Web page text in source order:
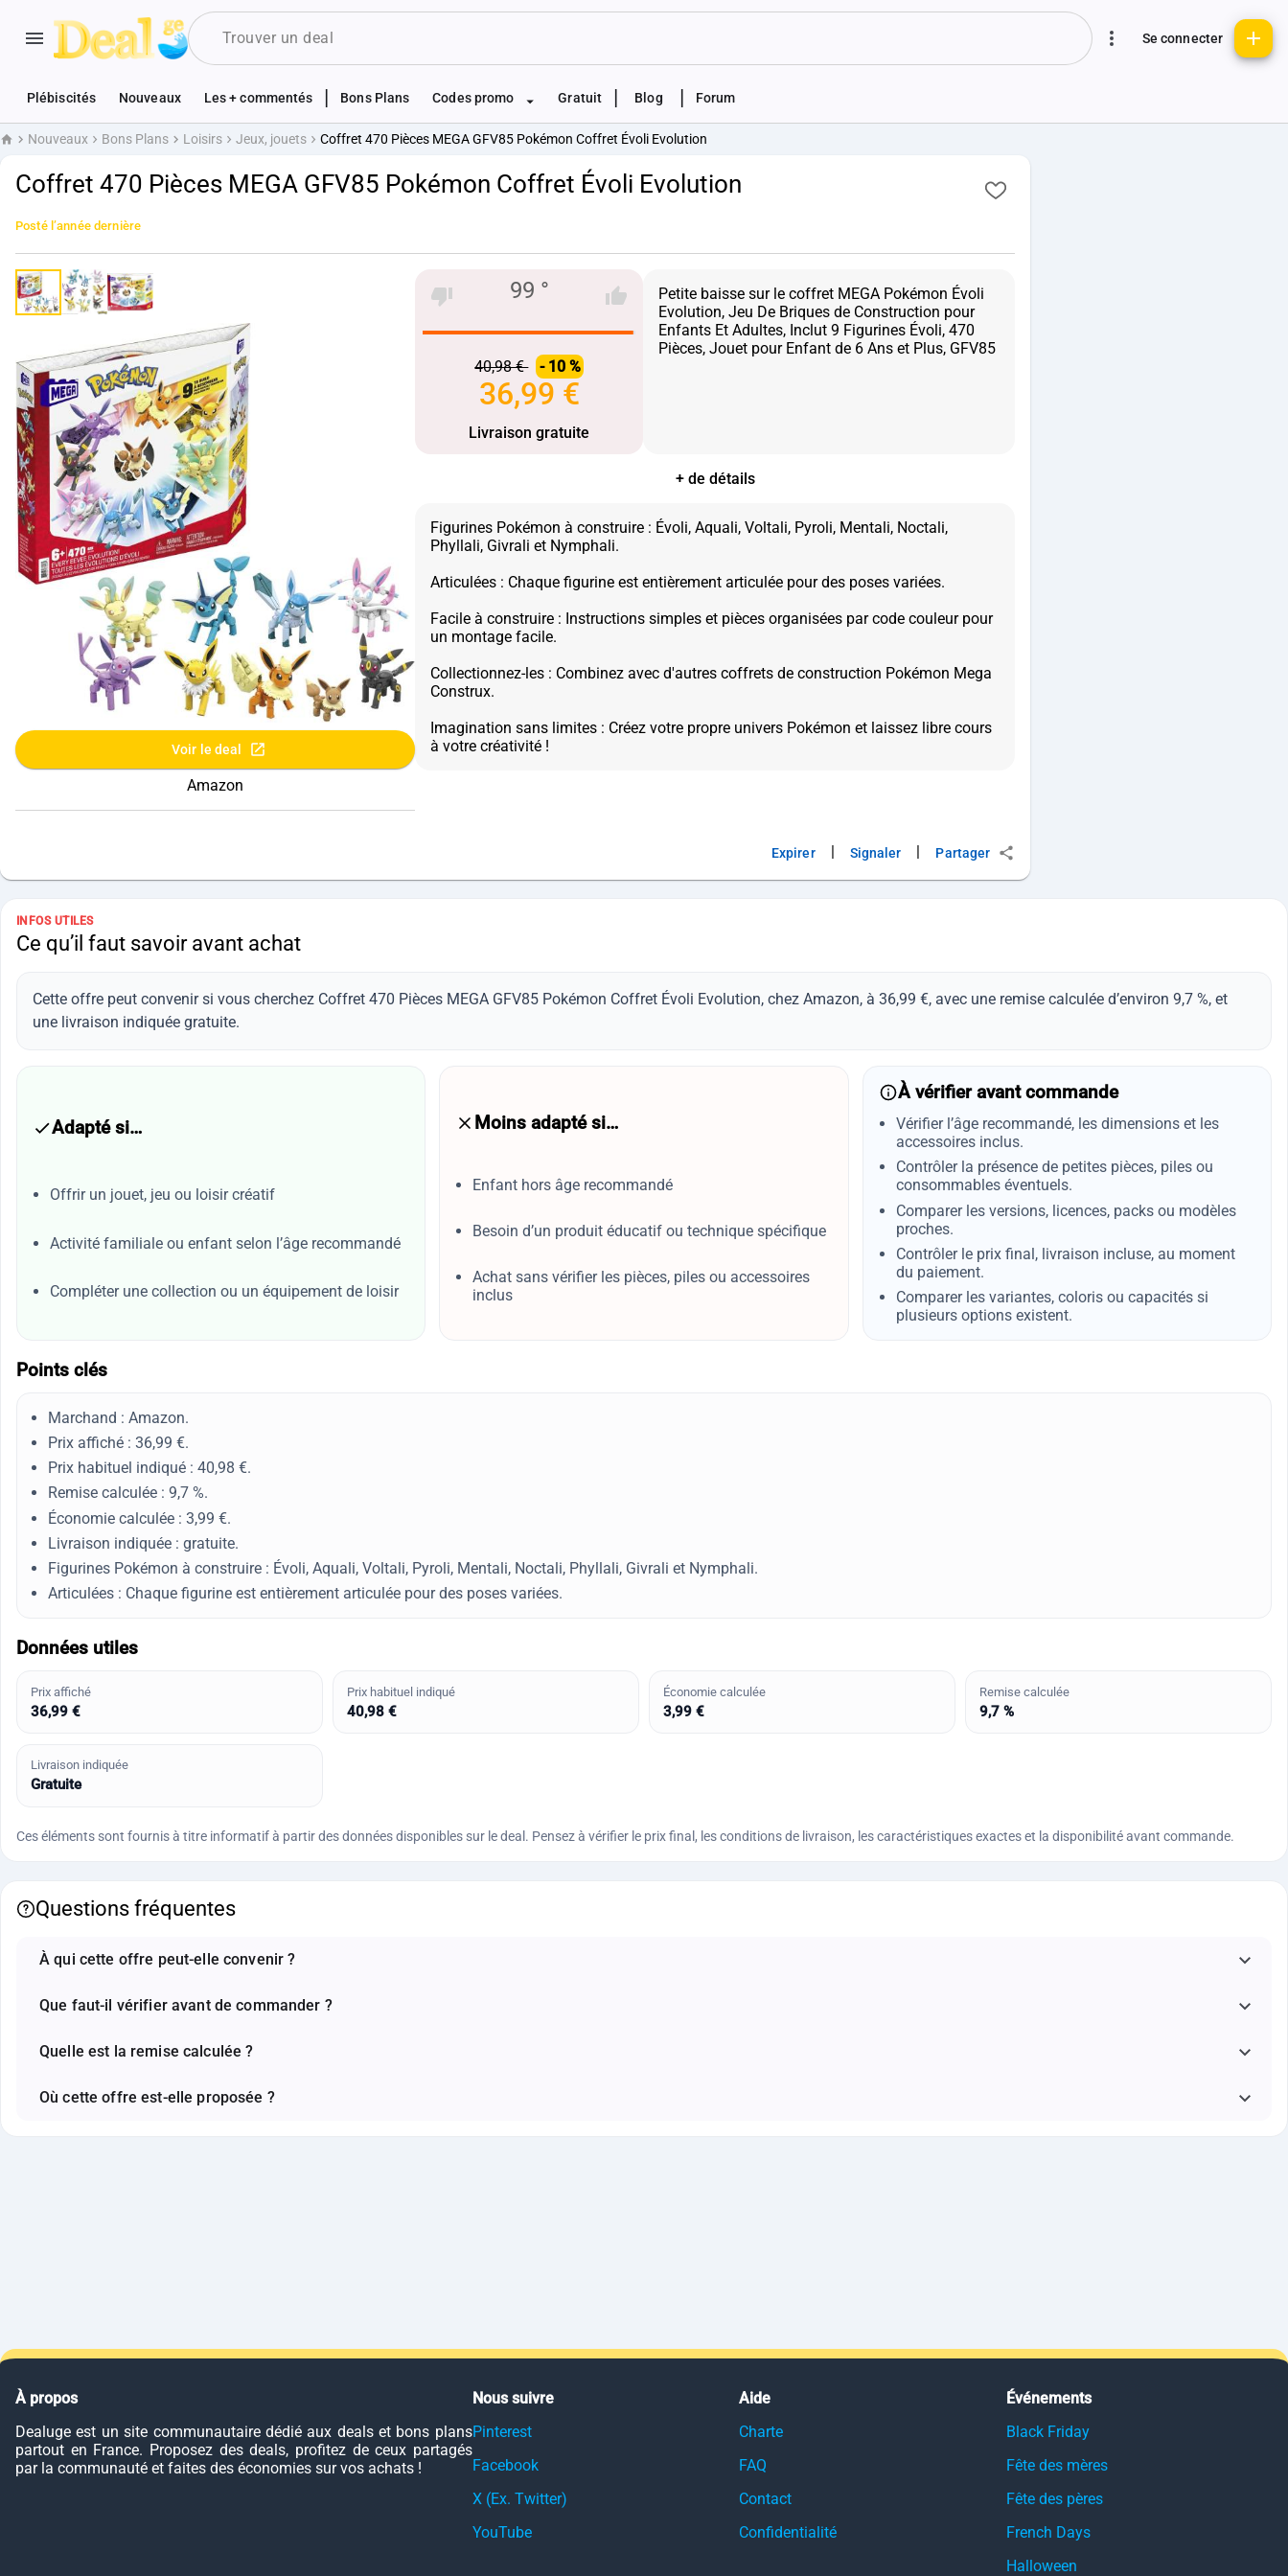
Se connecter
Plébiscités Nouveaux Les + commentés Bons Plans Codes promo Gratuit Blog Forum
AccueilNouveaux Bons Plans Loisirs Jeux, jouets Coffret 470 Pièces MEGA GFV85 Pokémon Coffret Évoli Evolution
Coffret 470 Pièces MEGA GFV85 Pokémon Coffret Évoli Evolution
Posté l’année dernière
Voir le deal
Amazon
99 °
40,98 € - 10 %
36,99 €
Livraison gratuite
Petite baisse sur le coffret MEGA Pokémon Évoli
Evolution, Jeu De Briques de Construction pour
Enfants Et Adultes, Inclut 9 Figurines Évoli, 470
Pièces, Jouet pour Enfant de 6 Ans et Plus, GFV85
+ de détails
Figurines Pokémon à construire : Évoli, Aquali, Voltali, Pyroli, Mentali, Noctali,
Phyllali, Givrali et Nymphali.
Articulées : Chaque figurine est entièrement articulée pour des poses variées.
Facile à construire : Instructions simples et pièces organisées par code couleur pour
un montage facile.
Collectionnez-les : Combinez avec d'autres coffrets de construction Pokémon Mega
Construx.
Imagination sans limites : Créez votre propre univers Pokémon et laissez libre cours
Expirer Signaler Partager
INFOS UTILES
Ce qu’il faut savoir avant achat
Cette offre peut convenir si vous cherchez Coffret 470 Pièces MEGA GFV85 Pokémon Coffret Évoli Evolution, chez Amazon, à 36,99 €, avec une remise calculée d’environ 9,7 %, et
une livraison indiquée gratuite.
Adapté si…
Offrir un jouet, jeu ou loisir créatif
Activité familiale ou enfant selon l’âge recommandé
Compléter une collection ou un équipement de loisir
Moins adapté si…
Enfant hors âge recommandé
Besoin d’un produit éducatif ou technique spécifique
Achat sans vérifier les pièces, piles ou accessoires
inclus
À vérifier avant commande
Vérifier l’âge recommandé, les dimensions et les
accessoires inclus.
Contrôler la présence de petites pièces, piles ou
consommables éventuels.
Comparer les versions, licences, packs ou modèles
proches.
Contrôler le prix final, livraison incluse, au moment
du paiement.
Comparer les variantes, coloris ou capacités si
plusieurs options existent.
Points clés
Marchand : Amazon.
Prix affiché : 36,99 €.
Prix habituel indiqué : 40,98 €.
Remise calculée : 9,7 %.
Économie calculée : 3,99 €.
Livraison indiquée : gratuite.
Figurines Pokémon à construire : Évoli, Aquali, Voltali, Pyroli, Mentali, Noctali, Phyllali, Givrali et Nymphali.
Articulées : Chaque figurine est entièrement articulée pour des poses variées.
Données utiles
Prix affiché
36,99 €
Prix habituel indiqué
40,98 €
Économie calculée
3,99 €
Remise calculée
9,7 %
Livraison indiquée
Gratuite
Ces éléments sont fournis à titre informatif à partir des données disponibles sur le deal. Pensez à vérifier le prix final, les conditions de livraison, les caractéristiques exactes et la disponibilité avant commande.
Questions fréquentes
À qui cette offre peut-elle convenir ?
Que faut-il vérifier avant de commander ?
Quelle est la remise calculée ?
Où cette offre est-elle proposée ?
À propos
Dealuge est un site communautaire dédié aux deals et bons plans
partout en France. Proposez des deals, profitez de ceux partagés
par la communauté et faites des économies sur vos achats !
Nous suivre
Pinterest
Facebook
X (Ex. Twitter)
YouTube
Aide
Charte
FAQ
Contact
Confidentialité
Événements
Black Friday
Fête des mères
Fête des pères
French Days
Halloween